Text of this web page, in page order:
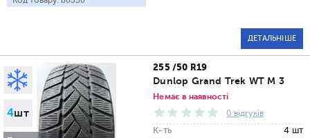
ДЕТАЛЬНІШЕ
4шт
255 /50 R19
Dunlop Grand Trek WT M 3
Немає в наявності
0 відгуків
К-ть
4 шт